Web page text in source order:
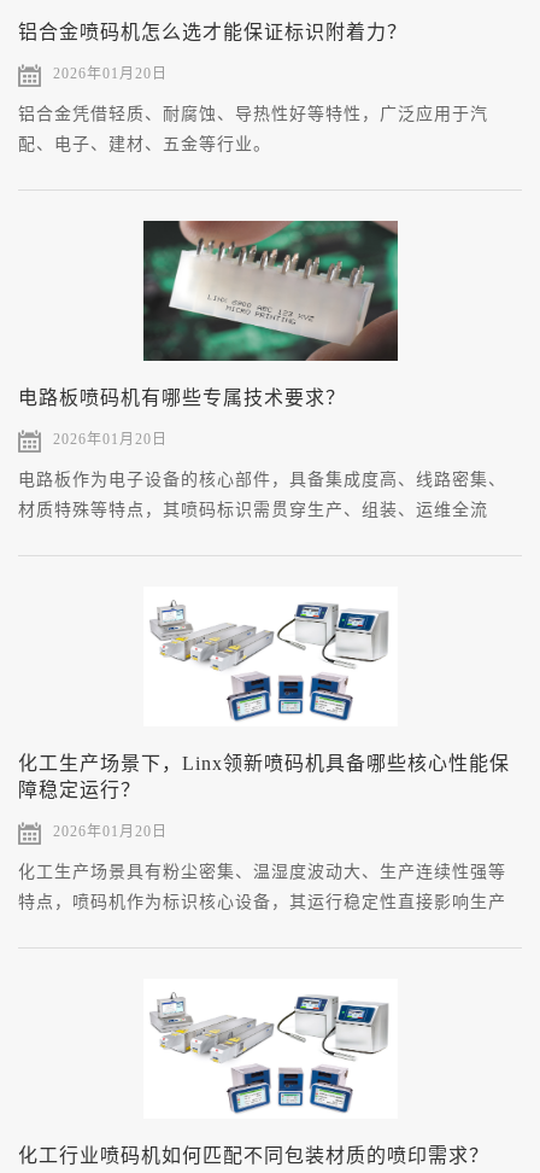
铝合金喷码机怎么选才能保证标识附着力？
2026年01月20日
铝合金凭借轻质、耐腐蚀、导热性好等特性，广泛应用于汽
配、电子、建材、五金等行业。
电路板喷码机有哪些专属技术要求？
2026年01月20日
电路板作为电子设备的核心部件，具备集成度高、线路密集、
材质特殊等特点，其喷码标识需贯穿生产、组装、运维全流
化工生产场景下，Linx领新喷码机具备哪些核心性能保
障稳定运行？
2026年01月20日
化工生产场景具有粉尘密集、温湿度波动大、生产连续性强等
特点，喷码机作为标识核心设备，其运行稳定性直接影响生产
化工行业喷码机如何匹配不同包装材质的喷印需求？